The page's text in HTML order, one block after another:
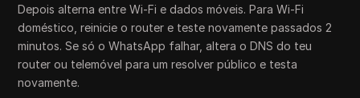
Depois alterna entre Wi-Fi e dados móveis. Para Wi-Fi
doméstico, reinicie o router e teste novamente passados 2
minutos. Se só o WhatsApp falhar, altera o DNS do teu
router ou telemóvel para um resolver público e testa
novamente.